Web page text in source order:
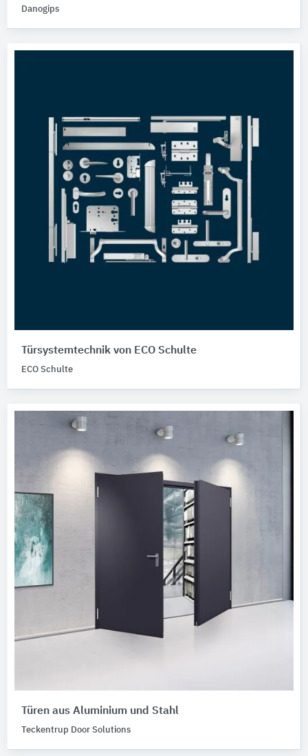
Danogips
Türsystemtechnik von ECO Schulte
ECO Schulte
Türen aus Aluminium und Stahl
Teckentrup Door Solutions